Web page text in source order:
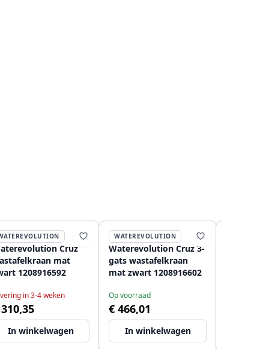
Cruz
mat
1208916592
in 3-4 weken
In winkelwagen
WATEREVOLUTION
Waterevolution Cruz 3-
gats wastafelkraan
mat zwart 1208916602
Op voorraad
€ 466,01
In winkelwagen